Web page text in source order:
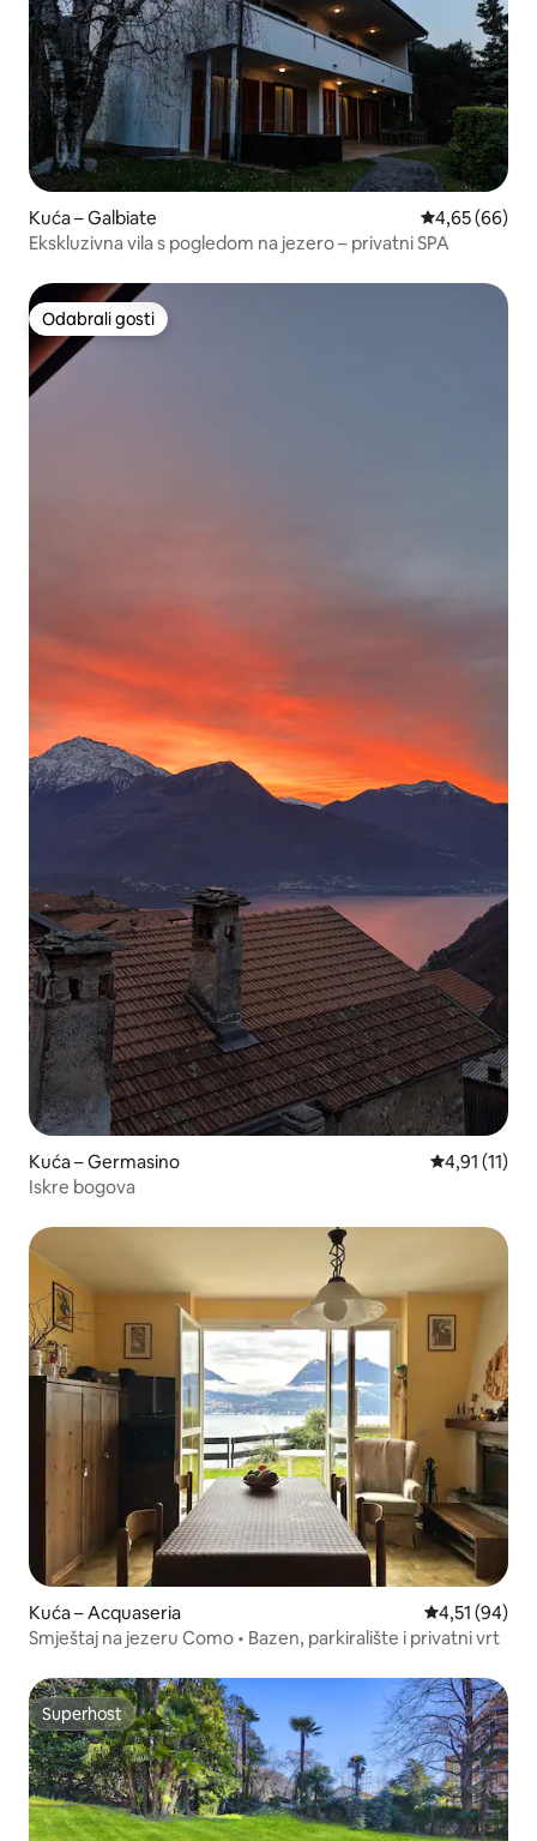
Kuća – Galbiate Prosječna
4,65 (66)
Ekskluzivna vila s pogledom na jezero – privatni SPA
Odabrali gosti
Odabrali gosti
Kuća – Germasino Prosječna
4,91 (11)
Iskre bogova
Kuća – Acquaseria Prosječna
4,51 (94)
Smještaj na jezeru Como • Bazen, parkiralište i privatni vrt
Superhost
Superhost